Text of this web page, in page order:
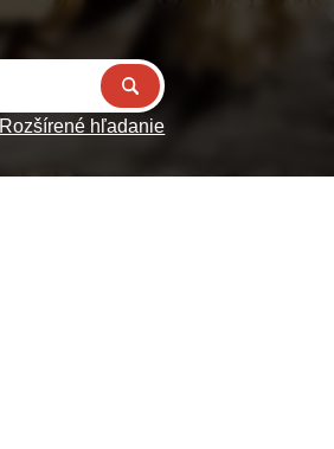
Rozšírené hľadanie